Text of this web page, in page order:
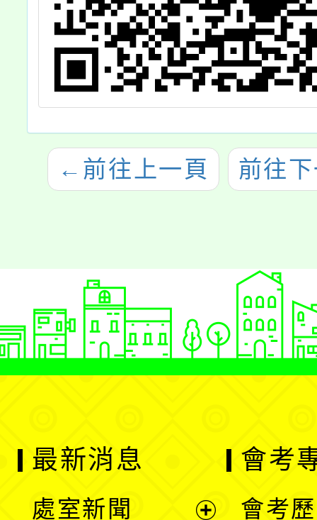
← 前往上一頁 前往
最新消息
處室新聞
會考
會考